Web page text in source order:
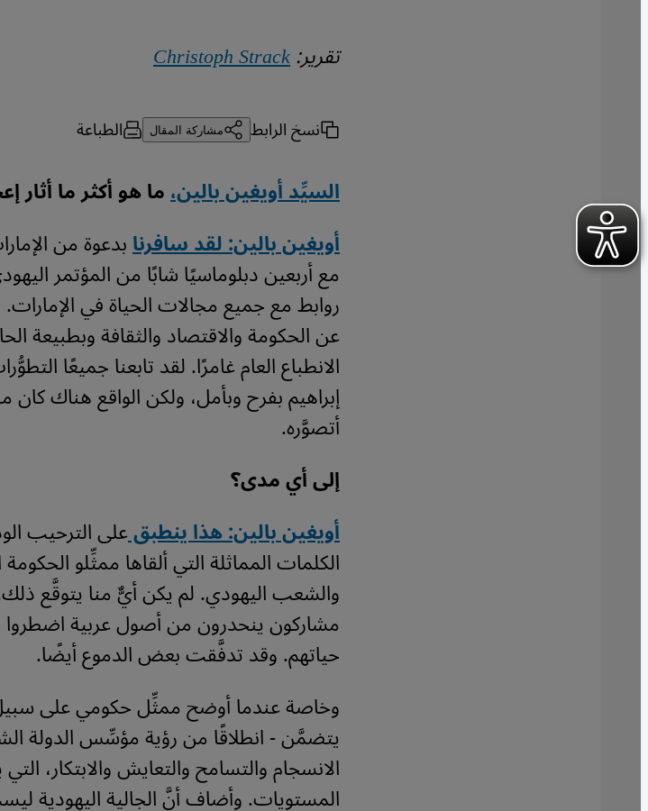
تقرير:Christoph Strack
نسخ الرابط مشاركة المقال الطباعة
السيِّد أويغين بالين،ما هو أكثر ما أثار
أويغين بالين: لقد سافرنابدعوة من
مع أربعين دبلوماسيًا شابًا من المؤتمر
روابط مع جميع مجالات الحياة في
عن الحكومة والاقتصاد والثقافة وبطبيعة
إبراهيم بفرح وبأمل، ولكن الواقع هناك كان
أتصوَّره.
إلى أي مدى؟
أويغين بالين: هذا ينطبقعلى الترحيب
الكلمات المماثلة التي ألقاها ممثِّلو الحكومة
والشعب اليهودي. لم يكن أيٌّ منا يتوقَّع
مشاركون ينحدرون من أصول عربية اضطروا
حياتهم. وقد تدفَّقت بعض الدموع أيضًا.
وخاصة عندما أوضح ممثِّل حكومي على سبيل
يتضمَّن - انطلاقًا من رؤية مؤسِّس الدولة
الانسجام والتسامح والتعايش والابتكار،
المستويات. وأضاف أنَّ الجالية